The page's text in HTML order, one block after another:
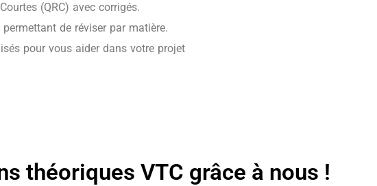
(QRC) avec corrigés.
de réviser par matière.
pour vous aider dans votre projet
théoriques VTC grâce à nous !